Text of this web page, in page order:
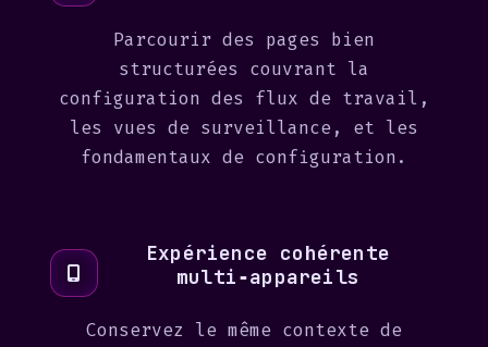
Parcourir des pages bien
structurées couvrant la
configuration des flux de travail,
les vues de surveillance, et les
fondamentaux de configuration.
Expérience cohérente
multi‑appareils
Conservez le même contexte de